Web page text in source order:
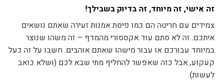
זה אישי, זה מיוחד, זה בדיוק בשבילך!
צמידים עם חריטה הם כמו פיסת אמנות זעירה שאתם נושאים
איתכם. זה לא סתם עוד אקססורי מהמדף – זה משהו שנוצר
במיוחד עבורכם או עבור מישהו שאתם אוהבים. חשבו על זה כעל
קעקוע, אבל כזה שאפשר להחליף מתי שבא לכם (ושלא כואב
לעשות).